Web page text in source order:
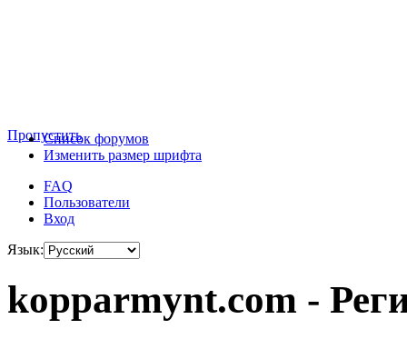
ПропуститьСписок форумов
Изменить размер шрифта
FAQ
Пользователи
Вход
Язык:
kopparmynt.com -